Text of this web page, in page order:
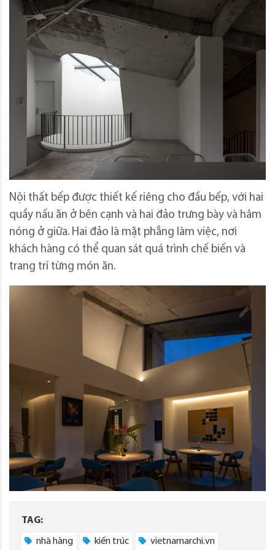
Nội thất bếp được thiết kế riêng cho đầu bếp, với hai
quầy nấu ăn ở bên cạnh và hai đảo trưng bày và hâm
nóng ở giữa. Hai đảo là mặt phẳng làm việc, nơi
khách hàng có thể quan sát quá trình chế biến và
trang trí từng món ăn.
TAG:
nhà hàng kiến trúc vietnamarchi.vn